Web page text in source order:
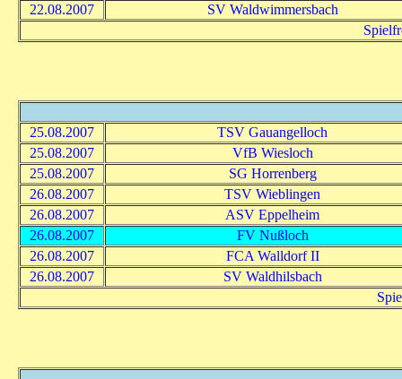
22.08.2007
SV Waldwimmersbach
25.08.2007
TSV Gauangelloch
25.08.2007
VfB Wiesloch
25.08.2007
SG Horrenberg
26.08.2007
TSV Wieblingen
26.08.2007
ASV Eppelheim
26.08.2007
FV Nußloch
26.08.2007
FCA Walldorf II
26.08.2007
SV Waldhilsbach